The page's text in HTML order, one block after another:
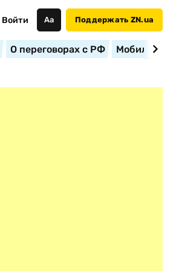
Войти Аа Поддержать ZN.ua
О переговорах с РФ